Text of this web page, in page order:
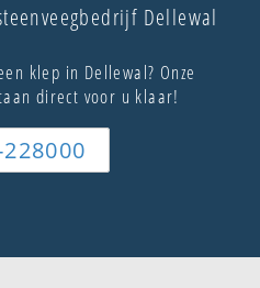
Dellewal
klep in Dellewal? Onze
direct voor u klaar!